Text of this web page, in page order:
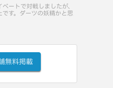
ートで対戦しましたが、
す。ダーツの妖精かと思
無料掲載